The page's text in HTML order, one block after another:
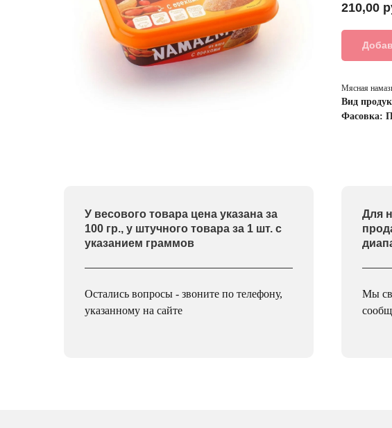
210,00
Мясная
Вид
Фасовка:
У весового товара цена указана за
100 гр., у штучного товара за 1 шт. с
указанием граммов
Остались вопросы - звоните по телефону,
указанному на сайте
Для
Мы